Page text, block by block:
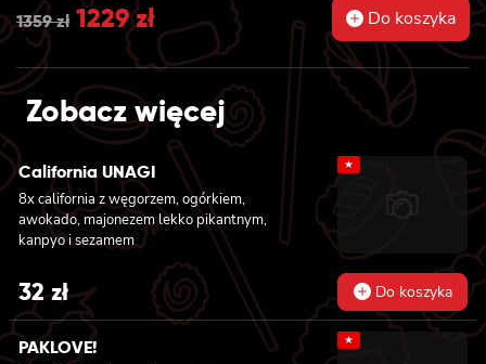
1359zł Original
price
was:
1359 zł.
1229złCurrent
price
is:
1229 zł.
Do koszyka
Zobacz więcej
California UNAGI
8x california z węgorzem, ogórkiem,
awokado, majonezem lekko pikantnym,
kanpyo i sezamem
★
32zł Do koszyka
PAKLOVE! ★